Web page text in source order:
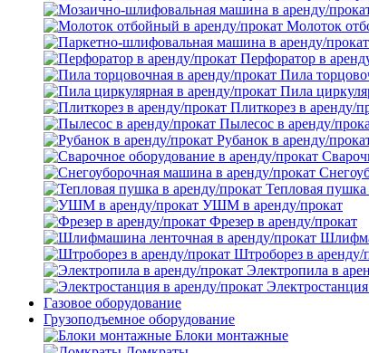
Молоток
Перфоратор в
Пила
Пила
Плиткорез в аренду/
Пылесос в аренду/
Рубанок в аренду/
Тепловая пушка
УШМ в аренду/прокат
Фрезер в аренду/прокат
Штроборез в аренду/
Электропила в
Газовое оборудование
Грузоподъемное оборудование
Блоки монтажные